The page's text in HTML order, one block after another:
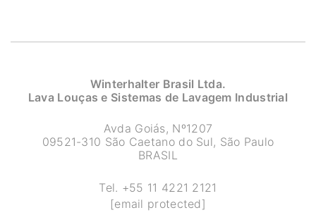
Winterhalter Brasil Ltda.
Lava Louças e Sistemas de Lavagem Industrial
Avda Goiás, Nº1207
09521-310 São Caetano do Sul, São Paulo
BRASIL
Tel. +55 11 4221 2121
[email protected]